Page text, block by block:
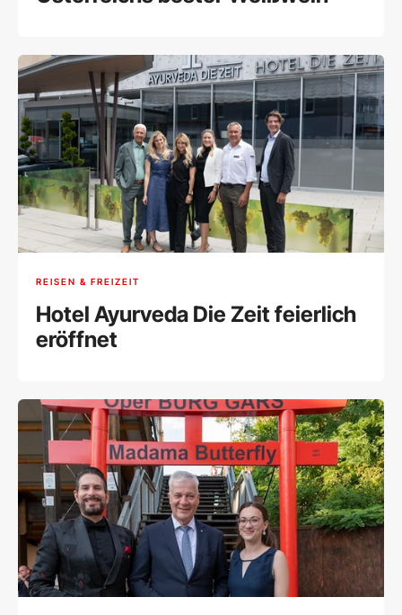
REISEN & FREIZEIT
Hotel Ayurveda Die Zeit feierlich
eröffnet